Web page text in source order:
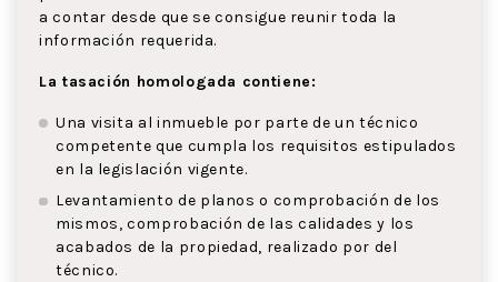
a contar desde que se consigue reunir toda la
información requerida.
La tasación homologada contiene:
Una visita al inmueble por parte de un técnico
competente que cumpla los requisitos estipulados
en la legislación vigente.
Levantamiento de planos o comprobación de los
mismos, comprobación de las calidades y los
acabados de la propiedad, realizado por del
técnico.